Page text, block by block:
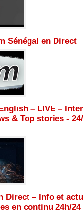
Sénégal en Direct
– LIVE –
& Top stories -
Direct – Info et
en continu 24h/24